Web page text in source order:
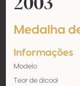
Medalha
Informações
Modelo
Teor de álcool